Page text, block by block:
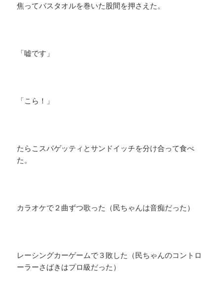
焦ってバスタオルを巻いた股間を押さえた。
「嘘です」
「こら！」
たらこスパゲッティとサンドイッチを分け合って食べ
た。
カラオケで２曲ずつ歌った（民ちゃんは音痴だった）
レーシングカーゲームで３敗した（民ちゃんのコントロ
ーラーさばきはプロ級だった）